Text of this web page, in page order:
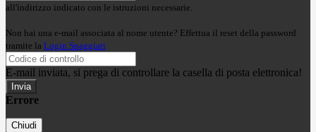
all'indirizzo indicato con le istruzioni necessarie.
Non hai una e-mail associata al nome utente? Effettua il reset della password
tramite la Login Spaggiari
E-mail inviata, si prega di controllare la casella di posta elettronica!
Errore
Chiudi